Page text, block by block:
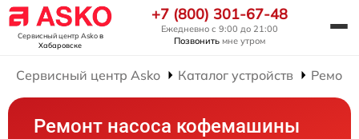
Сервисный центр Askoв
Хабаровске
+7 (800) 301-67-48
Ежедневно с 9:00 до 21:00
Позвонить мне утром
Сервисный центр Asko Каталог устройств
Ремонт насоса кофемашины